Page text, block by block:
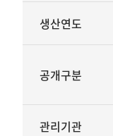
생산연도
공개구분
관리기관